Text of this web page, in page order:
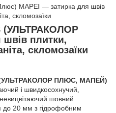
MAPEI — затирка для швів
скломозаїки
(УЛЬТРАКОЛОР
плитки,
скломозаїки
(УЛЬТРАКОЛОР ПЛЮС, МАПЕЙ)
і швидкосохнучий,
шовний
до 20 мм з гідрофобним